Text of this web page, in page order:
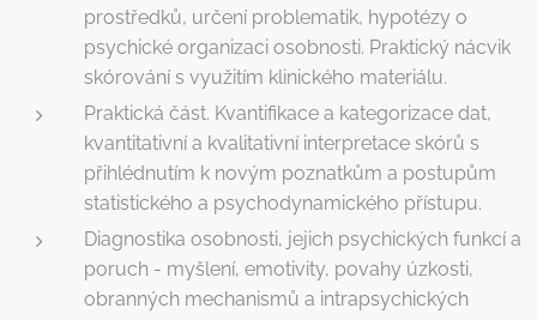
prostředků, určení problematik, hypotézy o
psychické organizaci osobnosti. Praktický nácvik
skórování s využitím klinického materiálu.
Praktická část. Kvantifikace a kategorizace dat,
kvantitativní a kvalitativní interpretace skórů s
přihlédnutím k novým poznatkům a postupům
statistického a psychodynamického přístupu.
Diagnostika osobnosti, jejich psychických funkcí a
poruch - myšlení, emotivity, povahy úzkosti,
obranných mechanismů a intrapsychických